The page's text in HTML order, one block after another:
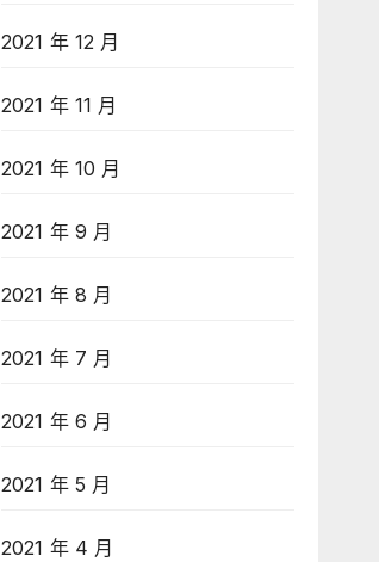
2021 年 12 月
2021 年 11 月
2021 年 10 月
2021 年 9 月
2021 年 8 月
2021 年 7 月
2021 年 6 月
2021 年 5 月
2021 年 4 月